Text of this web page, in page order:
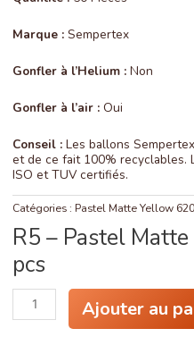
Marque : Sempertex
Gonfler à l’Helium : Non
Gonfler à l’air : Oui
Conseil : Les ballons
et de ce fait 100% recyclables.
ISO et TUV certifiés.
Catégories : Pastel Matte Yellow 620
R5 – Pastel
pcs
quantité
Ajouter au